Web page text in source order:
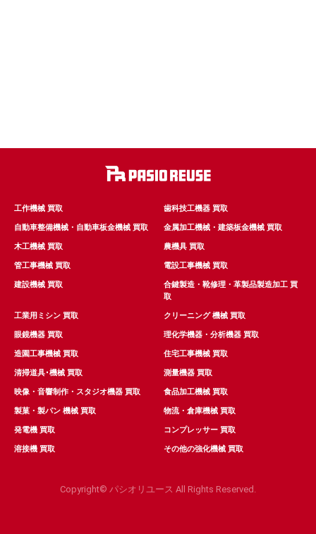
工作機械 買取 歯科技工機器 買取
自動車整備機械・自動車板金機械 買取 金属加工機械・建築板金機械 買取
木工機械 買取 農機具 買取
管工事機械 買取 電設工事機械 買取
建設機械 買取
合鍵製造・靴修理・革製品製造加工 買
取
工業用ミシン 買取 クリーニング 機械 買取
眼鏡機器 買取 理化学機器・分析機器 買取
造園工事機械 買取 住宅工事機械 買取
清掃道具･機械 買取 測量機器 買取
映像・音響制作・スタジオ機器 買取 食品加工機械 買取
製菓・製パン 機械 買取 物流・倉庫機械 買取
発電機 買取 コンプレッサー 買取
溶接機 買取 その他の強化機械 買取
Copyright© パシオリユース All Rights Reserved.